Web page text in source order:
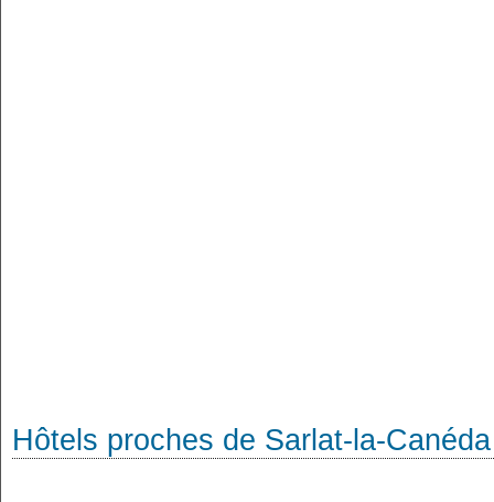
Hôtels proches de Sarlat-la-Canéda